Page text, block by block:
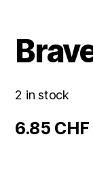
2 in stock
6.85 CHF